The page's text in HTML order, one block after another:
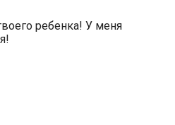
ребенка! У меня